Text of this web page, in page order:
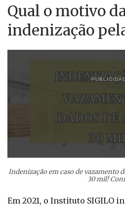
Qual o motivo
indenização
Indenização em caso de vazamento
30 mil!
Em 2021, o Instituto SIGILO